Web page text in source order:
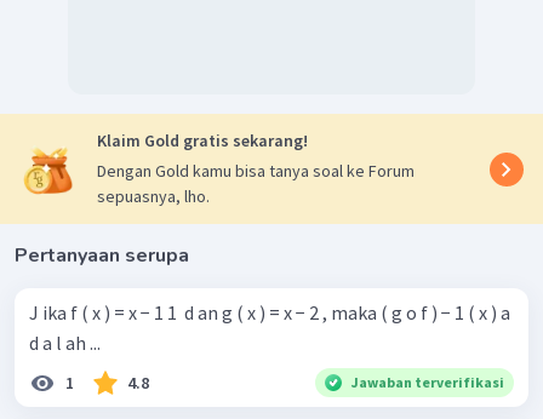
Klaim Gold gratis sekarang!
Dengan Gold kamu bisa tanya soal ke Forum
sepuasnya, lho.
Pertanyaan serupa
J ika f ( x ) = x − 1 1 ​ d an g ( x ) = x − 2 , maka ( g o f ) − 1 ( x ) a
d a l ah ...
1 4.8 Jawaban terverifikasi